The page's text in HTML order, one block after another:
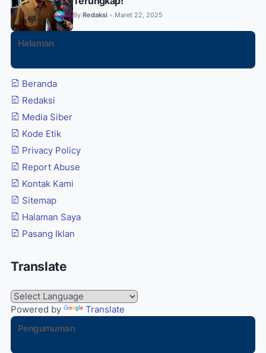
By Redaksi • Maret 22, 2025
Halaman
Beranda
Redaksi
Media Siber
Kode Etik
Privacy Policy
Report Abuse
Kontak Kami
Sitemap
Halaman Saya
Pasang Iklan
Translate
Powered by
Translate
Pengumuman